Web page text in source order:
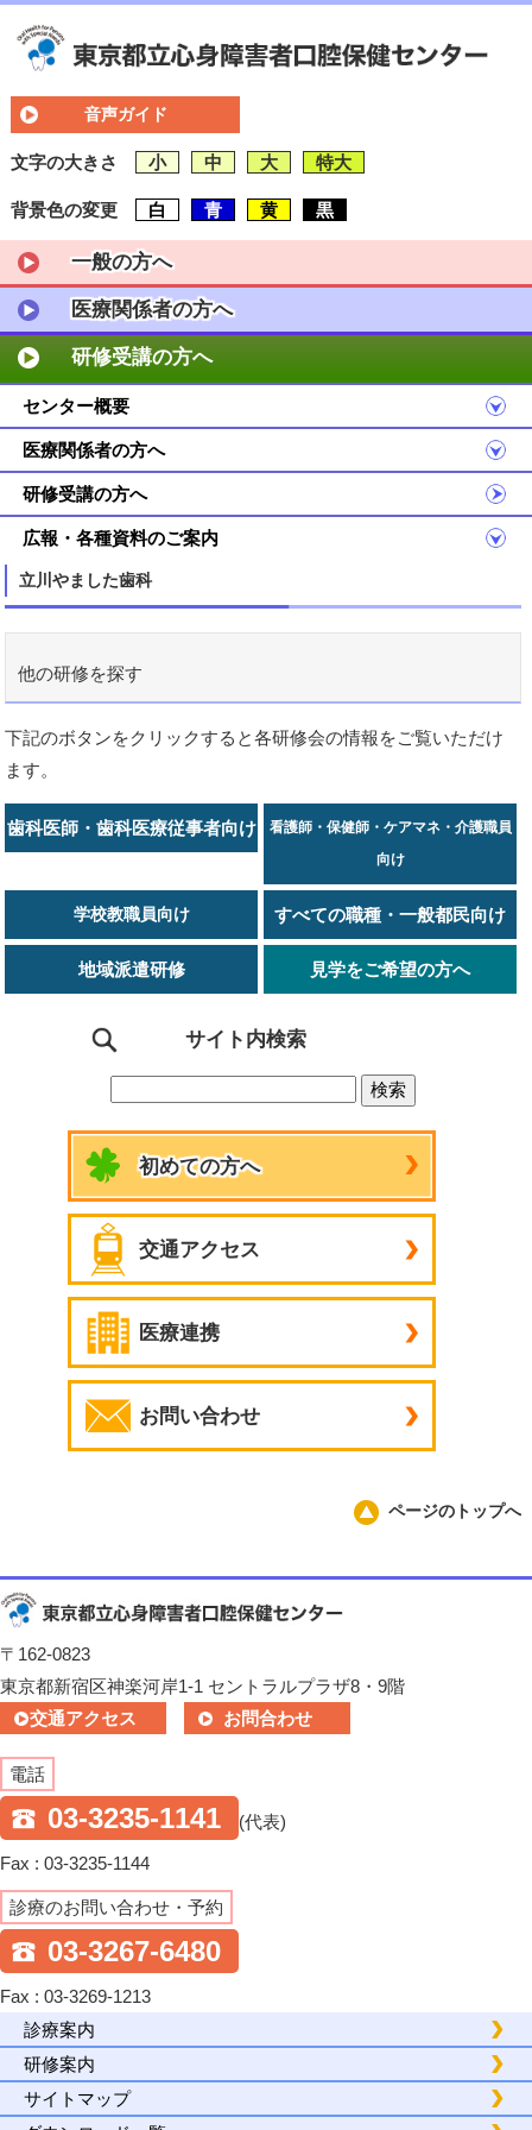
音声ガイド
文字の大きさ 小 中 大 特大
背景色の変更 白 青 黄 黒
一般の方へ
医療関係者の方へ
研修受講の方へ
センター概要
医療関係者の方へ
研修受講の方へ
広報・各種資料のご案内
立川やました歯科
他の研修を探す
下記のボタンをクリックすると各研修会の情報をご覧いただけ
ます。
歯科医師・歯科医療従事者向け
看護師・保健師・ケアマネ・介護職員
向け
学校教職員向け すべての職種・一般都民向け
地域派遣研修 見学をご希望の方へ
サイト内検索
初めての方へ
交通アクセス
医療連携
お問い合わせ
ページのトップへ
〒162-0823
東京都新宿区神楽河岸1-1 セントラルプラザ8・9階
交通アクセス
お問合わせ
電話
03-3235-1141 (代表)
Fax : 03-3235-1144
診療のお問い合わせ・予約
03-3267-6480
Fax : 03-3269-1213
診療案内
研修案内
サイトマップ